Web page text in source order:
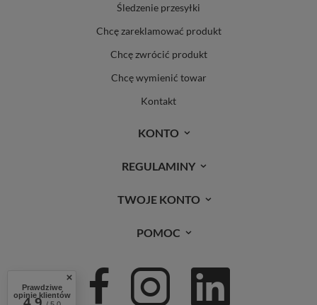
Śledzenie przesyłki
Chcę zareklamować produkt
Chcę zwrócić produkt
Chcę wymienić towar
Kontakt
KONTO
REGULAMINY
TWOJE KONTO
POMOC
Prawdziwe
opinie klientów